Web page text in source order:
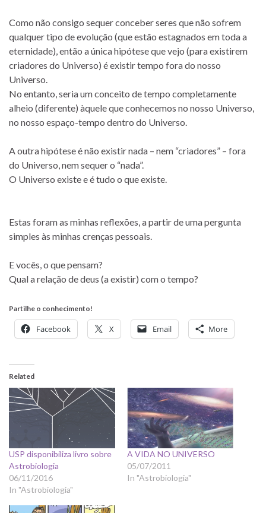
Como não consigo sequer conceber seres que não sofrem
qualquer tipo de evolução (que estão estagnados em toda a
eternidade), então a única hipótese que vejo (para existirem
criadores do Universo) é existir tempo fora do nosso
Universo.
No entanto, seria um conceito de tempo completamente
alheio (diferente) àquele que conhecemos no nosso Universo,
no nosso espaço-tempo dentro do Universo.
A outra hipótese é não existir nada – nem “criadores” – fora
do Universo, nem sequer o “nada”.
O Universo existe e é tudo o que existe.
Estas foram as minhas reflexões, a partir de uma pergunta
simples às minhas crenças pessoais.
E vocês, o que pensam?
Qual a relação de deus (a existir) com o tempo?
Partilhe o conhecimento!
Facebook X Email More
Related
USP disponibiliza livro sobre
Astrobiologia
06/11/2016
In "Astrobiologia"
A VIDA NO UNIVERSO
05/07/2011
In "Astrobiologia"